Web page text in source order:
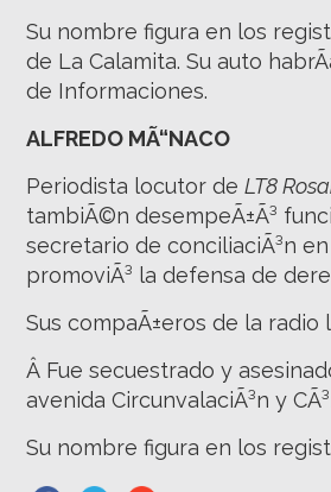
Su nombre figura en los
de La Calamita. Su auto
de Informaciones.
ALFREDO MÃ“NACO
Periodista locutor de LT8
tambiÃ©n desempeÃ±Ã³
secretario de conciliaciÃ³n
promoviÃ³ la defensa de
Sus compaÃ±eros de la
Â Fue secuestrado y
avenida CircunvalaciÃ³n y
Su nombre figura en los